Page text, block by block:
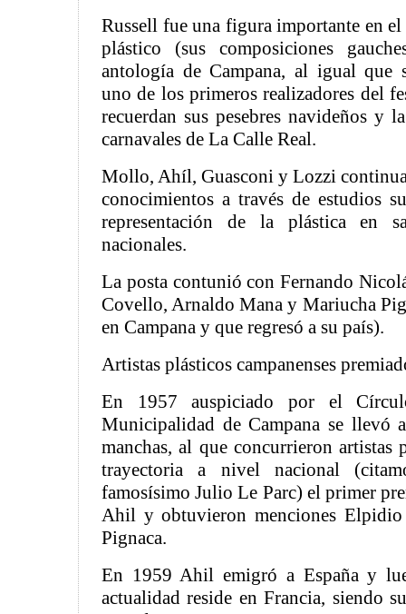
Russell fue una figura importante en
plástico (sus composiciones
antología de Campana, al igual que
uno de los primeros realizadores del
recuerdan sus pesebres navideños y
carnavales de La Calle Real.
Mollo, Ahíl, Guasconi y Lozzi
conocimientos a través de estudios
representación de la plástica en
nacionales.
La posta contunió con Fernando
Covello, Arnaldo Mana y Mariucha
en Campana y que regresó a su país).
Artistas plásticos campanenses
En 1957 auspiciado por el
Municipalidad de Campana se llevó
manchas, al que concurrieron artistas
trayectoria a nivel nacional
famosísimo Julio Le Parc) el primer
Ahil y obtuvieron menciones
Pignaca.
En 1959 Ahil emigró a España y
actualidad reside en Francia, siendo